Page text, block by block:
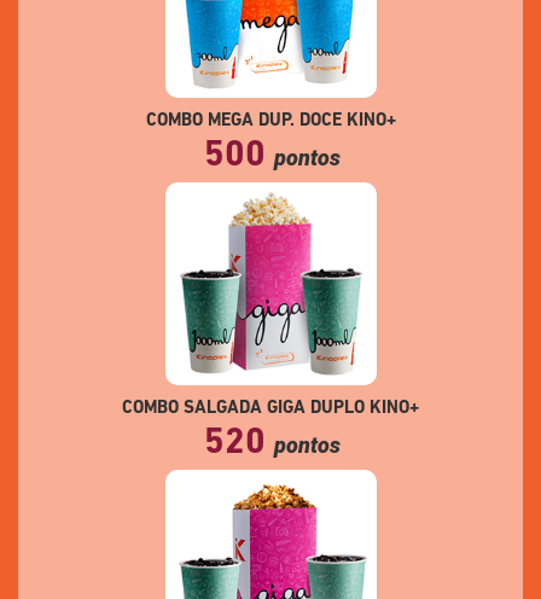
COMBO MEGA DUP. DOCE KINO+
500 pontos
COMBO SALGADA GIGA DUPLO KINO+
520 pontos